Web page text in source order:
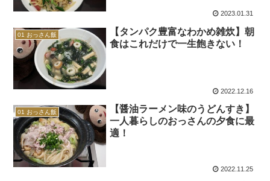
2023.01.31
01 おっさん飯
【タンパク豊富なわかめ雑炊】朝
食はこれだけで一生飽きない！
2022.12.16
01 おっさん飯
【醤油ラーメン味のうどんすき】
一人暮らしのおっさんの夕食に最
適！
2022.11.25